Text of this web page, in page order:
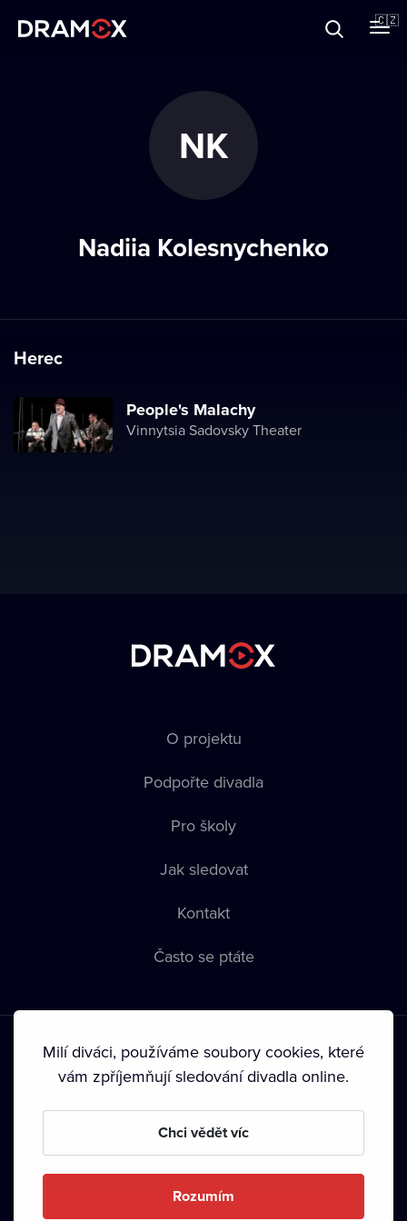
🇨🇿
NK
Nadiia Kolesnychenko
Herec
People's Malachy
Vinnytsia Sadovsky Theater
O projektu
Podpořte divadla
Pro školy
Jak sledovat
Kontakt
Často se ptáte
Podmínky používání • Ochrana soukromí • Zásady používání
• Autorská práva•
Milí diváci, používáme soubory cookies, které
vám zpříjemňují sledování divadla online.
Chci vědět víc
Rozumím